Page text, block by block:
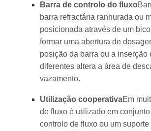
Barra de controlo do fluxo
barra refractária ranhurada ou
posicionada através de um
formar uma abertura de
posição da barra ou a inserção
diferentes altera a área de
vazamento.
Utilização cooperativaEm
de fluxo é utilizado em
controlo de fluxo ou um